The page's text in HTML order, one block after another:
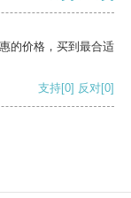
的价格，买到最合适
支持[0] 反对[0]